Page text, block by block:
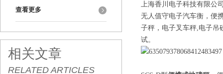
查看更多
相关文章
RELATED ARTICLES
上海香川电子科技有限公
无人值守电子汽车衡，便
子秤，电子叉车秤,电子吊
试。